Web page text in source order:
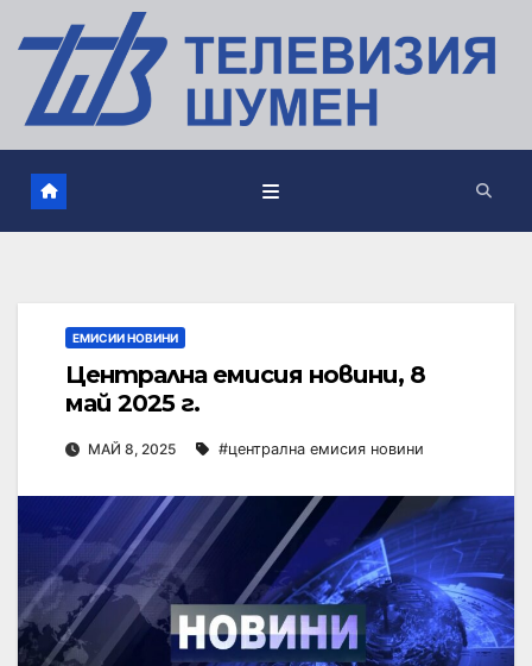
ЕМИСИИ НОВИНИ
Централна емисия новини, 8
май 2025 г.
МАЙ 8, 2025 #централна емисия новини